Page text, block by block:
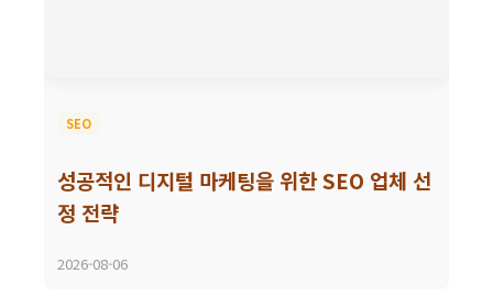
SEO
성공적인 디지털 마케팅을 위한 SEO 업체 선
정 전략
2026-08-06